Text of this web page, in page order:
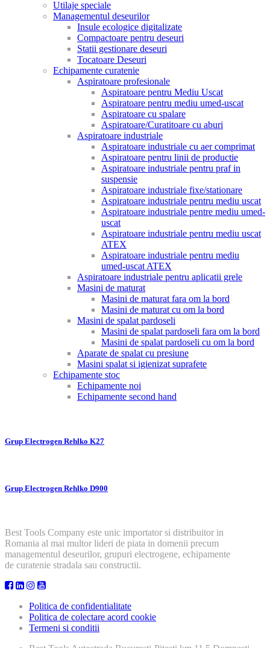
Utilaje speciale
Managementul deseurilor
Insule ecologice digitalizate
Compactoare pentru deseuri
Statii gestionare deseuri
Tocatoare Deseuri
Echipamente curatenie
Aspiratoare profesionale
Aspiratoare pentru Mediu Uscat
Aspiratoare pentru mediu umed-uscat
Aspiratoare cu spalare
Aspiratoare/Curatitoare cu aburi
Aspiratoare industriale
Aspiratoare industriale cu aer comprimat
Aspiratoare pentru linii de productie
Aspiratoare industriale pentru praf in
suspensie
Aspiratoare industriale fixe/stationare
Aspiratoare industriale pentru mediu uscat
Aspiratoare industriale pentre mediu umed-
uscat
Aspiratoare industriale pentru mediu uscat
ATEX
Aspiratoare industriale pentru mediu
umed-uscat ATEX
Aspiratoare industriale pentru aplicatii grele
Masini de maturat
Masini de maturat fara om la bord
Masini de maturat cu om la bord
Masini de spalat pardoseli
Masini de spalat pardoseli fara om la bord
Masini de spalat pardoseli cu om la bord
Aparate de spalat cu presiune
Masini spalat si igienizat suprafete
Echipamente stoc
Echipamente noi
Echipamente second hand
Grup Electrogen Rehlko K27
Grup Electrogen Rehlko D900
Best Tools Company este unic importator si distribuitor in
Romania al mai multor lideri de piata in domenii precum
managementul deseurilor, grupuri electrogene, echipamente
de curatenie stradala sau constructii.
Politica de confidentialitate
Politica de colectare acord cookie
Termeni si conditii